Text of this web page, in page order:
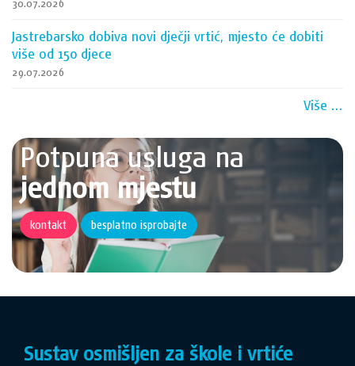
30.07.2026
Jastrebarsko dobiva novi dječji vrtić, mjesto će dobiti
više od 150 djece
29.07.2026
Više ...
Potpuna usluga na
jednom mjestu
kontakt besplatno isprobajte
Sustav osmišljen za škole i vrtiće